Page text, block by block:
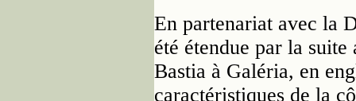
En partenariat avec la
été étendue par la
Bastia à Galéria, en
caractéristiques de la